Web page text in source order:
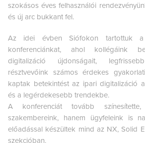
szokásos éves felhasználói
és új arc bukkant fel.
Az idei évben Siófokon tartottuk a
konferenciánkat, ahol kollégáink
digitalizáció újdonságait,
résztvevőink számos érdekes
kaptak betekintést az ipari digitalizáció
és a legérdekesebb trendekbe.
A konferenciát tovább
szakembereink, hanem ügyfeleink is
előadással készültek mind az NX, Solid
szekcióban.